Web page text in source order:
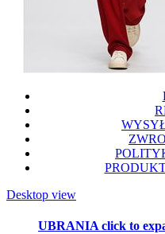
Desktop view
UBRANIAclick to